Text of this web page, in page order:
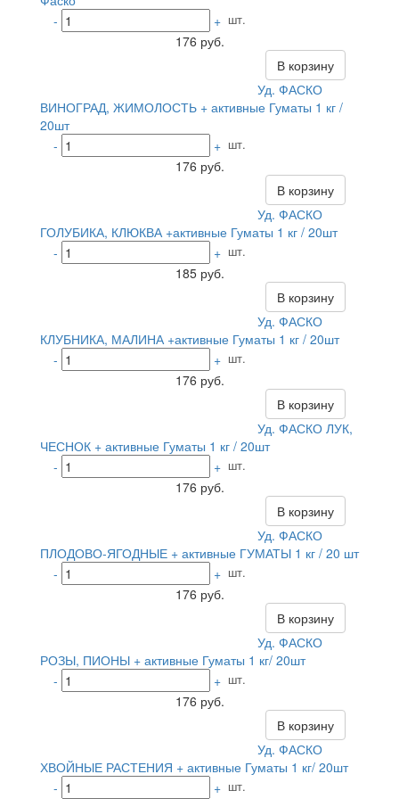
-
+ шт.
176 руб.
В корзину
Уд. ФАСКО
ВИНОГРАД, ЖИМОЛОСТЬ + активные Гуматы 1 кг /
20шт
-
+ шт.
176 руб.
В корзину
Уд. ФАСКО
ГОЛУБИКА, КЛЮКВА +активные Гуматы 1 кг / 20шт
-
+ шт.
185 руб.
В корзину
Уд. ФАСКО
КЛУБНИКА, МАЛИНА +активные Гуматы 1 кг / 20шт
-
+ шт.
176 руб.
В корзину
Уд. ФАСКО ЛУК,
ЧЕСНОК + активные Гуматы 1 кг / 20шт
-
+ шт.
176 руб.
В корзину
Уд. ФАСКО
ПЛОДОВО-ЯГОДНЫЕ + активные ГУМАТЫ 1 кг / 20 шт
-
+ шт.
176 руб.
В корзину
Уд. ФАСКО
РОЗЫ, ПИОНЫ + активные Гуматы 1 кг/ 20шт
-
+ шт.
176 руб.
В корзину
Уд. ФАСКО
ХВОЙНЫЕ РАСТЕНИЯ + активные Гуматы 1 кг/ 20шт
-
+ шт.